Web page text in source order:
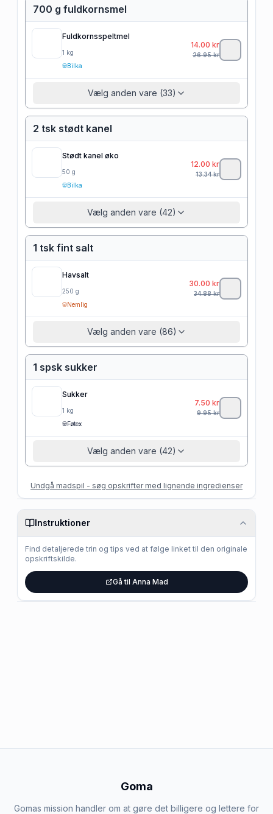
700 g fuldkornsmel
Fuldkornsspeltmel
1 kg
Bilka
14.00 kr
26.95kr
Vælg anden vare (33)
2 tsk stødt kanel
Stødt kanel øko
50 g
Bilka
12.00 kr
13.34kr
Vælg anden vare (42)
1 tsk fint salt
Havsalt
250 g
Nemlig
30.00 kr
34.88kr
Vælg anden vare (86)
1 spsk sukker
Sukker
1 kg
Føtex
7.50 kr
9.95kr
Vælg anden vare (42)
Undgå madspil - søg opskrifter med lignende ingredienser
Instruktioner
Find detaljerede trin og tips ved at følge linket til den originale
opskriftskilde.
Gå til Anna Mad
Goma
Gomas mission handler om at gøre det billigere og lettere for